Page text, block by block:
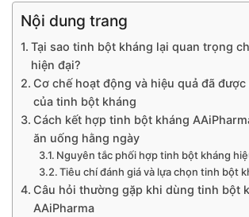
Nội dung trang
Tại sao tinh bột kháng lại quan trọng
hiện đại?
Cơ chế hoạt động và hiệu quả đã
của tinh bột kháng
Cách kết hợp tinh bột kháng
ăn uống hằng ngày
Nguyên tắc phối hợp tinh bột kháng
Tiêu chí đánh giá và lựa chọn tinh bột
Câu hỏi thường gặp khi dùng tinh bột
AAiPharma